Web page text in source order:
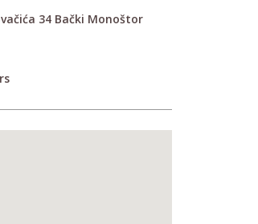
34 Bački Monoštor